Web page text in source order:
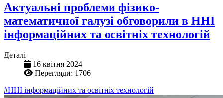
Актуальні проблеми фізико-
математичної галузі обговорили в ННІ
інформаційних та освітніх технологій
Деталі
16 квітня 2024
Перегляди: 1706
#ННІ інформаційних та освітніх технологій